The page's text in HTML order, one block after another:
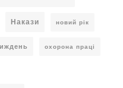
Накази новий рік
охорона праці